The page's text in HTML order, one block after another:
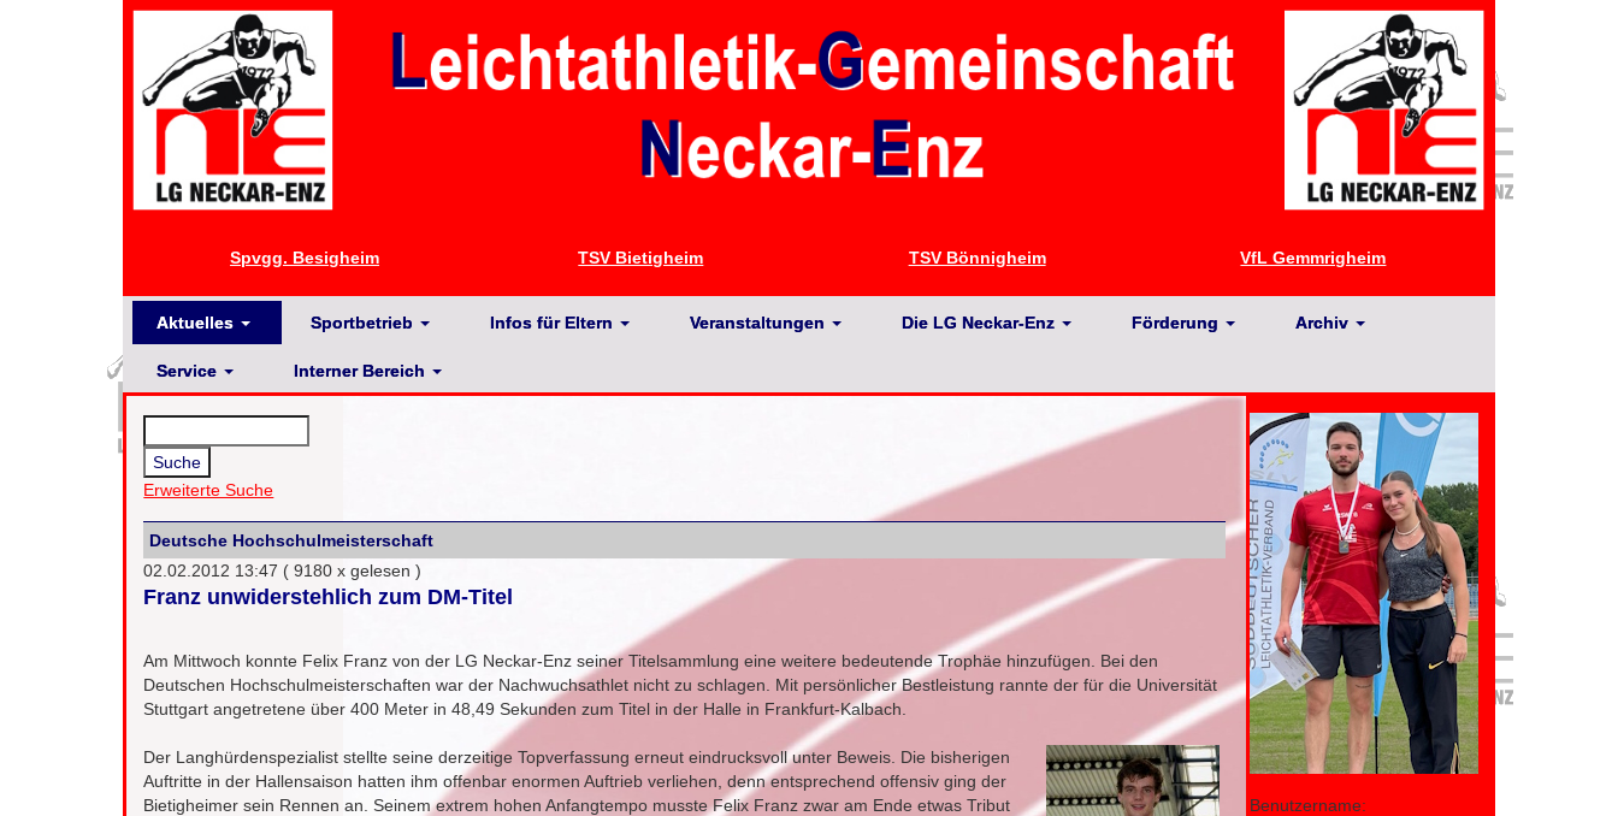
Spvgg. Besigheim TSV Bietigheim TSV Bönnigheim VfL Gemmrigheim
Aktuelles Sportbetrieb Infos für Eltern Veranstaltungen Die LG Neckar-Enz Förderung Archiv
Service Interner Bereich
Erweiterte Suche
Deutsche Hochschulmeisterschaft
02.02.2012 13:47 ( 9180 x gelesen )
Franz unwiderstehlich zum DM-Titel
Am Mittwoch konnte Felix Franz von der LG Neckar-Enz seiner Titelsammlung eine weitere bedeutende Trophäe hinzufügen. Bei den
Deutschen Hochschulmeisterschaften war der Nachwuchsathlet nicht zu schlagen. Mit persönlicher Bestleistung rannte der für die Universität
Stuttgart angetretene über 400 Meter in 48,49 Sekunden zum Titel in der Halle in Frankfurt-Kalbach.
Der Langhürdenspezialist stellte seine derzeitige Topverfassung erneut eindrucksvoll unter Beweis. Die bisherigen
Auftritte in der Hallensaison hatten ihm offenbar enormen Auftrieb verliehen, denn entsprechend offensiv ging der
Bietigheimer sein Rennen an. Seinem extrem hohen Anfangtempo musste Felix Franz zwar am Ende etwas Tribut
Benutzername: